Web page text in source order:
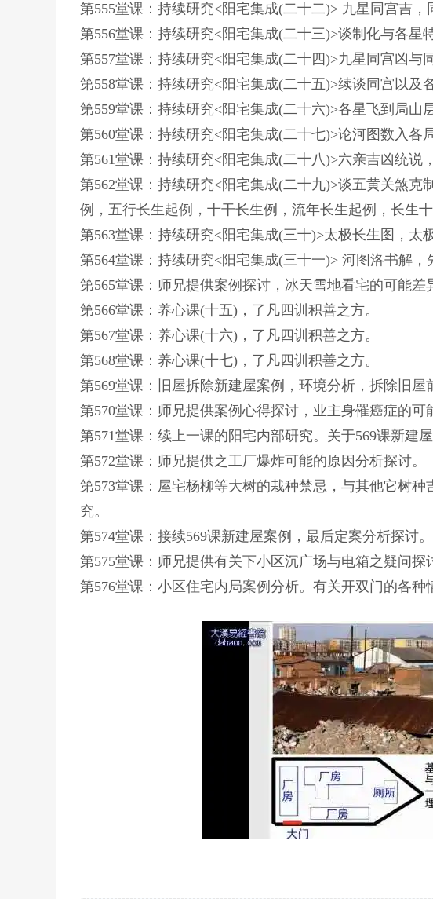
第555堂课：持续研究<阳宅集成(二十二)> 九星同宫吉，
第556堂课：持续研究<阳宅集成(二十三)>谈制化与各星
第557堂课：持续研究<阳宅集成(二十四)>九星同宫凶与
第558堂课：持续研究<阳宅集成(二十五)>续谈同宫以及
第559堂课：持续研究<阳宅集成(二十六)>各星飞到局山
第560堂课：持续研究<阳宅集成(二十七)>论河图数入各
第561堂课：持续研究<阳宅集成(二十八)>六亲吉凶统说
第562堂课：持续研究<阳宅集成(二十九)>谈五黄关煞克
例，五行长生起例，十干长生例，流年长生起例，长生
第563堂课：持续研究<阳宅集成(三十)>太极长生图，太
第564堂课：持续研究<阳宅集成(三十一)> 河图洛书解，
第565堂课：师兄提供案例探讨，冰天雪地看宅的可能差
第566堂课：养心课(十五)，了凡四训积善之方。
第567堂课：养心课(十六)，了凡四训积善之方。
第568堂课：养心课(十七)，了凡四训积善之方。
第569堂课：旧屋拆除新建屋案例，环境分析，拆除旧屋
第570堂课：师兄提供案例心得探讨，业主身罹癌症的可
第571堂课：续上一课的阳宅内部研究。关于569课新建屋
第572堂课：师兄提供之工厂爆炸可能的原因分析探讨。
第573堂课：屋宅杨柳等大树的栽种禁忌，与其他它树
究。
第574堂课：接续569课新建屋案例，最后定案分析探讨。
第575堂课：师兄提供有关下小区沉广场与电箱之疑问探
第576堂课：小区住宅内局案例分析。有关开双门的各种